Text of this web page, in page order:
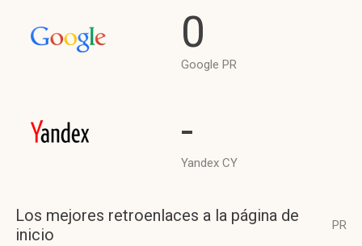
0
Google PR
-
Yandex CY
Los mejores retroenlaces a la página de
inicio
PR